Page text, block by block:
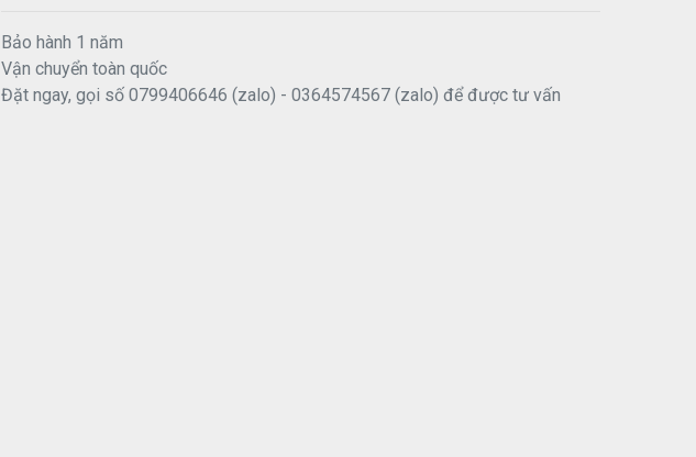
Bảo hành 1 năm
Vận chuyển toàn quốc
Đặt ngay, gọi số 0799406646 (zalo) - 0364574567 (zalo) để được tư vấn